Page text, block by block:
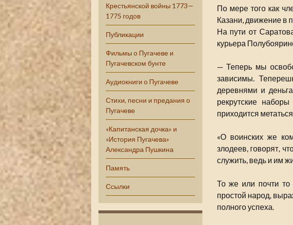
Крестьянской войны 1773—
1775 годов
Публикации
Фильмы о Пугачеве и
Пугачевском бунте
Аудиокниги о Пугачеве
Стихи, песни и предания о
Пугачеве
«Капитанская дочка» и
«История Пугачева»
Александра Пушкина
Память
Ссылки
По мере того как
Казани, движение в
На пути от
курьера
— Теперь мы
зависимы.
деревнями и
рекрутские
приходится
«О воинских же
злодеев, говорят,
служить, ведь и им
То же или почти
простой народ,
полного успеха.